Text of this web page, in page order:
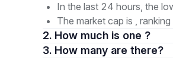
In the last 24 hours, the
The market cap is ,
2. How much is one ?
3. How many are there?